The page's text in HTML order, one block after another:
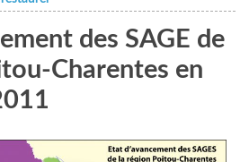
des SAGE de
Charentes en